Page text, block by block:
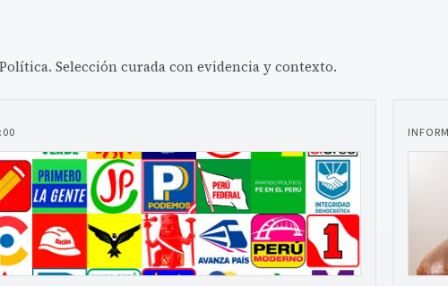
Selección curada con evidencia y contexto.